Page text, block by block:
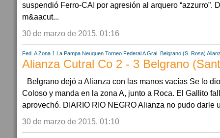
suspendió Ferro-CAI por agresión al arquero “azzurro”.
m&aacut...
30 de marzo de 2015, 01:16
Fed. A Zona 1 La Pampa Neuquen Torneo Federal A Gral. Belgrano (S. Rosa)
Alianza Cutral Co 2 - 3 Belgrano
Belgrano dejó a Alianza con las manos vacías Se lo
Coloso y manda en la zona A, junto a Roca. El Gallito
aprovechó. DIARIO RIO NEGRO Alianza no pudo darle
30 de marzo de 2015, 01:10